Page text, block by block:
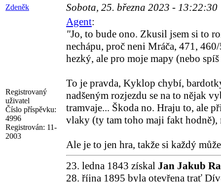
Zdeněk Sobota, 25. března 2023 - 13:22:30
Registrovaný
uživatel
Číslo příspěvku:
4996
Registrován: 11-
2003
Agent:
"Jo, to bude ono. Zkusil jsem si to
nechápu, proč neni Mráča, 471,
hezký, ale pro moje mapy (nebo
To je pravda, Kyklop chybí,
nadšeným rozjezdu se na to nějak
tramvaje... Škoda no. Hraju to, ale
vlaky (ty tam toho maji fakt
Ale je to jen hra, takže si každý
23. ledna 1843 získal Jan Jakub
28. října 1895 byla otevřena trať